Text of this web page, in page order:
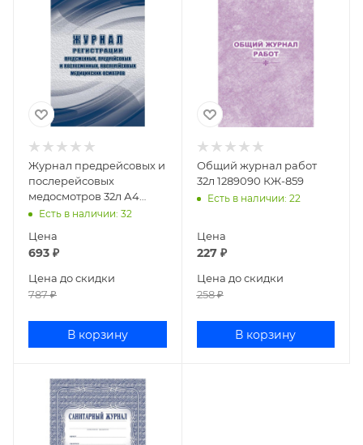
Журнал предрейсовых и
послерейсовых
медосмотров 32л А4
1698498/КЖ-7059
Есть в наличии: 32
Цена
693 ₽
Цена до скидки
787₽
В корзину
Общий журнал работ
32л 1289090 КЖ-859
Есть в наличии: 22
Цена
227₽
Цена до скидки
258₽
В корзину